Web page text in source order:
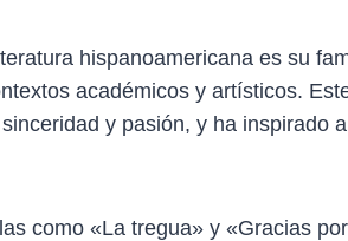
hispanoamericana es su
académicos y artísticos.
y pasión, y ha inspirado
como «La tregua» y «Gracias